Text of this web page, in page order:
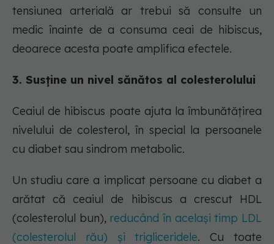
tensiunea arterială ar trebui să consulte un
medic înainte de a consuma ceai de hibiscus,
deoarece acesta poate amplifica efectele.
3. Susține un nivel sănătos al colesterolului
Ceaiul de hibiscus poate ajuta la îmbunătățirea
nivelului de colesterol, în special la persoanele
cu diabet sau sindrom metabolic.
Un studiu care a implicat persoane cu diabet a
arătat că ceaiul de hibiscus a crescut HDL
(colesterolul bun), reducând în același timp LDL
(colesterolul rău) și trigliceridele. Cu toate